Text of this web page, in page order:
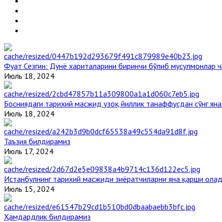
Фуат Сезгин: Дунё хариталарини биринчи бўлиб мусулмонлар
Июль 18, 2024
Босниядаги тарихий масжид узоқ йиллик танаффусдан сўнг
Июль 18, 2024
Таъзия билдирамиз
Июль 17, 2024
Истанбулнинг тарихий масжиди зиёратчиларни яна қарши
Июль 15, 2024
Ҳамдардлик билдирамиз